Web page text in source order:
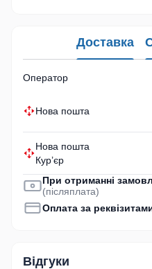
Доставка
Оператор
Нова пошта
Нова пошта
Кур’єр
При отриманні
(післяплата)
Оплата за
Відгуки